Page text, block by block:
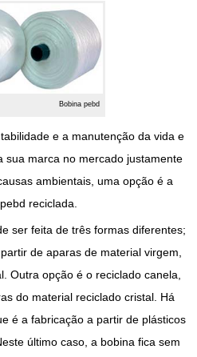
Bobina pebd
e a manutenção da vida e
sua marca no mercado justamente
ambientais, uma opção é a
reciclada.
ser feita de três formas diferentes;
de aparas de material virgem,
Outra opção é o reciclado canela,
do material reciclado cristal. Há
é a fabricação a partir de plásticos
último caso, a bobina fica sem